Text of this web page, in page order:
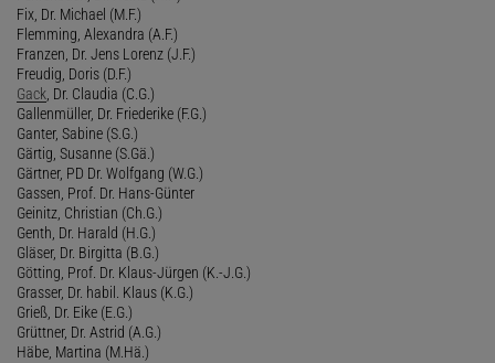
Fix, Dr. Michael (M.F.)
Flemming, Alexandra (A.F.)
Franzen, Dr. Jens Lorenz (J.F.)
Freudig, Doris (D.F.)
Gack , Dr. Claudia (C.G.)
Gallenmüller, Dr. Friederike (F.G.)
Ganter, Sabine (S.G.)
Gärtig, Susanne (S.Gä.)
Gärtner, PD Dr. Wolfgang (W.G.)
Gassen, Prof. Dr. Hans-Günter
Geinitz, Christian (Ch.G.)
Genth, Dr. Harald (H.G.)
Gläser, Dr. Birgitta (B.G.)
Götting, Prof. Dr. Klaus-Jürgen (K.-J.G.)
Grasser, Dr. habil. Klaus (K.G.)
Grieß, Dr. Eike (E.G.)
Grüttner, Dr. Astrid (A.G.)
Häbe, Martina (M.Hä.)